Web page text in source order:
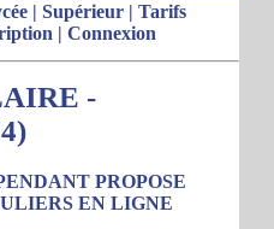
| Supérieur| Tarifs
| Connexion
-
PROPOSE
EN LIGNE